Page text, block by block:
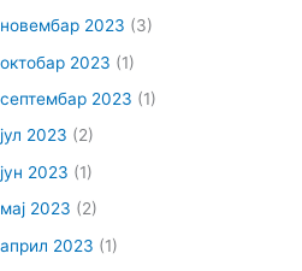
новембар 2023 (3)
октобар 2023 (1)
септембар 2023 (1)
јул 2023 (2)
јун 2023 (1)
мај 2023 (2)
април 2023 (1)